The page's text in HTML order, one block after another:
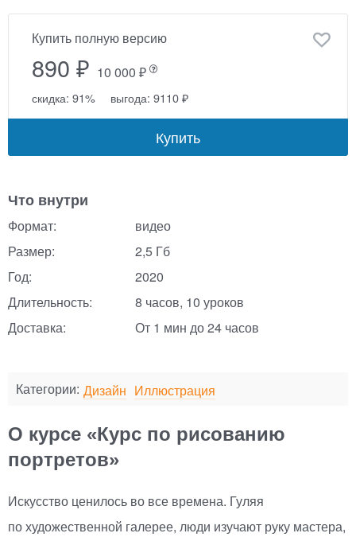
Купить полную версию
890 ₽ 10 000 ₽
скидка: 91% выгода: 9110 ₽
Купить
Что внутри
Формат:
видео
Размер:
2,5 Гб
Год:
2020
Длительность:
8 часов, 10 уроков
Доставка:
От 1 мин до 24 часов
Категории: Дизайн Иллюстрация
О курсе «Курс по рисованию
портретов»
Искусство ценилось во все времена. Гуляя
по художественной галерее, люди изучают руку мастера,